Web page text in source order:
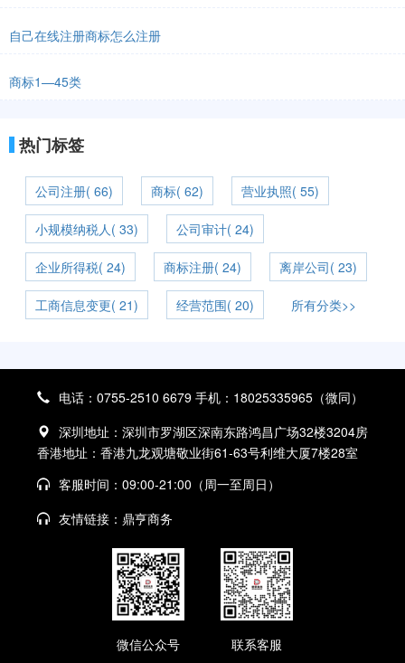
自己在线注册商标怎么注册
商标1—45类
热门标签
公司注册( 66) 商标( 62) 营业执照( 55)
小规模纳税人( 33) 公司审计( 24)
企业所得税( 24) 商标注册( 24) 离岸公司( 23)
工商信息变更( 21) 经营范围( 20) 所有分类>>
电话：0755-2510 6679 手机：18025335965（微同）
深圳地址：深圳市罗湖区深南东路鸿昌广场32楼3204房
香港地址：香港九龙观塘敬业街61-63号利维大厦7楼28室
客服时间：09:00-21:00（周一至周日）
友情链接： 鼎亨商务
微信公众号 联系客服